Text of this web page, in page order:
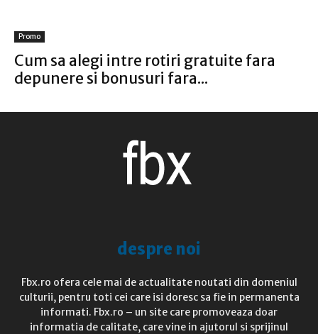
Promo
Cum sa alegi intre rotiri gratuite fara
depunere si bonusuri fara...
despre noi
Fbx.ro ofera cele mai de actualitate noutati din domeniul
culturii, pentru toti cei care isi doresc sa fie in permanenta
informati. Fbx.ro – un site care promoveaza doar
informatia de calitate, care vine in ajutorul si sprijinul